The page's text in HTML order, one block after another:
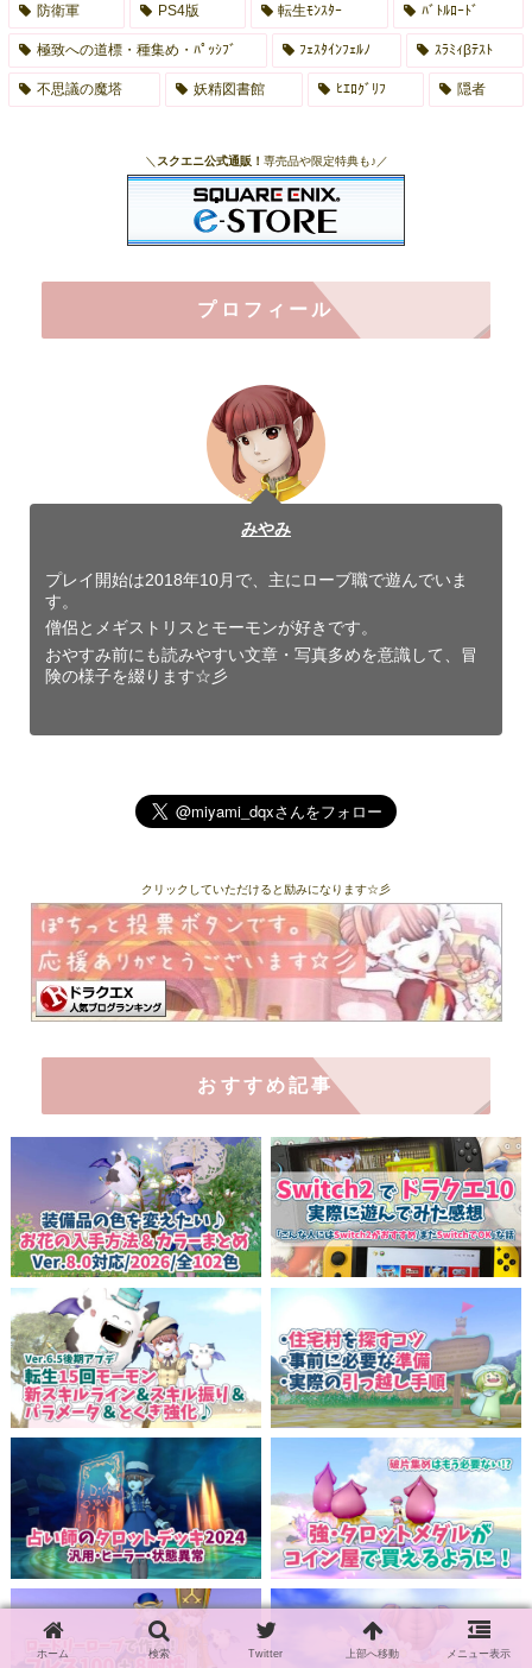
防衛軍 PS4版 転生ﾓﾝｽﾀｰ ﾊﾞﾄﾙﾛｰﾄﾞ
極致への道標・種集め・ﾊﾟｯｼﾌﾞ ﾌｪｽﾀｲﾝﾌｪﾙﾉ ｽﾗﾐｨβﾃｽﾄ
不思議の魔塔 妖精図書館 ﾋｴﾛｸﾞﾘﾌ 隠者
＼ スクエニ公式通販！ 専売品や限定特典も♪／
プロフィール
みやみ
プレイ開始は2018年10月で、主にローブ職で遊んでいま
す。
僧侶とメギストリスとモーモンが好きです。
おやすみ前にも読みやすい文章・写真多めを意識して、冒
険の様子を綴ります☆彡
クリックしていただけると励みになります☆彡
おすすめ記事
ホーム 検索 Twitter 上部へ移動 メニュー表示